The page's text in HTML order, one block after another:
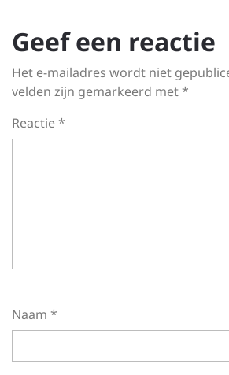
Geef een reactie
Het e-mailadres wordt niet
velden zijn gemarkeerd met*
Reactie*
Naam *